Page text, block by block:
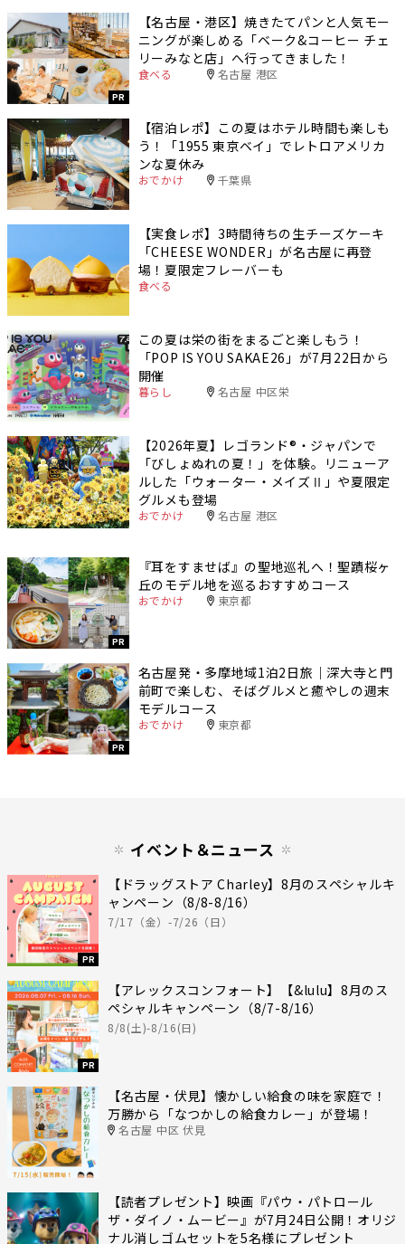
PR
【名古屋・港区】焼きたてパンと人気モー
ニングが楽しめる「ベーク&コーヒー チェ
リーみなと店」へ行ってきました！
食べる 名古屋 港区
【宿泊レポ】この夏はホテル時間も楽しも
う！「1955 東京ベイ」でレトロアメリカ
ンな夏休み
おでかけ 千葉県
【実食レポ】3時間待ちの生チーズケーキ
「CHEESE WONDER」が名古屋に再登
場！夏限定フレーバーも
食べる
この夏は栄の街をまるごと楽しもう！
「POP IS YOU SAKAE26」が7月22日から
開催
暮らし 名古屋 中区栄
【2026年夏】レゴランド®・ジャパンで
「びしょぬれの夏！」を体験。リニューア
ルした「ウォーター・メイズⅡ」や夏限定
グルメも登場
おでかけ 名古屋 港区
PR
『耳をすませば』の聖地巡礼へ！聖蹟桜ヶ
丘のモデル地を巡るおすすめコース
おでかけ 東京都
PR
名古屋発・多摩地域1泊2日旅｜深大寺と門
前町で楽しむ、そばグルメと癒やしの週末
モデルコース
おでかけ 東京都
イベント＆ニュース
PR
【ドラッグストア Charley】8月のスペシャルキ
ャンペーン（8/8-8/16）
7/17（金）-7/26（日）
PR
【アレックスコンフォート】【&lulu】8月のス
ペシャルキャンペーン（8/7-8/16）
8/8(土)-8/16(日)
【名古屋・伏見】懐かしい給食の味を家庭で！
万勝から「なつかしの給食カレー」が登場！
名古屋 中区 伏見
【読者プレゼント】映画『パウ・パトロール
ザ・ダイノ・ムービー』が7月24日公開！オリジ
ナル消しゴムセットを5名様にプレゼント